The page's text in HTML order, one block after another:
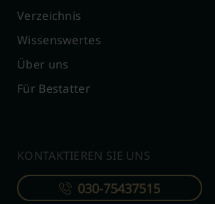
Verzeichnis
Wissenswertes
Über uns
Für Bestatter
KONTAKTIEREN SIE UNS
030-75437515